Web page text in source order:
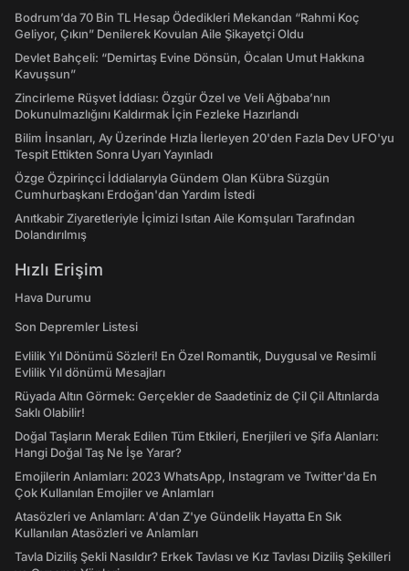
Bodrum’da 70 Bin TL Hesap Ödedikleri Mekandan “Rahmi Koç
Geliyor, Çıkın” Denilerek Kovulan Aile Şikayetçi Oldu
Devlet Bahçeli: “Demirtaş Evine Dönsün, Öcalan Umut Hakkına
Kavuşsun”
Zincirleme Rüşvet İddiası: Özgür Özel ve Veli Ağbaba’nın
Dokunulmazlığını Kaldırmak İçin Fezleke Hazırlandı
Bilim İnsanları, Ay Üzerinde Hızla İlerleyen 20'den Fazla Dev UFO'yu
Tespit Ettikten Sonra Uyarı Yayınladı
Özge Özpirinçci İddialarıyla Gündem Olan Kübra Süzgün
Cumhurbaşkanı Erdoğan'dan Yardım İstedi
Anıtkabir Ziyaretleriyle İçimizi Isıtan Aile Komşuları Tarafından
Dolandırılmış
Hızlı Erişim
Hava Durumu
Son Depremler Listesi
Evlilik Yıl Dönümü Sözleri! En Özel Romantik, Duygusal ve Resimli
Evlilik Yıl dönümü Mesajları
Rüyada Altın Görmek: Gerçekler de Saadetiniz de Çil Çil Altınlarda
Saklı Olabilir!
Doğal Taşların Merak Edilen Tüm Etkileri, Enerjileri ve Şifa Alanları:
Hangi Doğal Taş Ne İşe Yarar?
Emojilerin Anlamları: 2023 WhatsApp, Instagram ve Twitter'da En
Çok Kullanılan Emojiler ve Anlamları
Atasözleri ve Anlamları: A'dan Z'ye Gündelik Hayatta En Sık
Kullanılan Atasözleri ve Anlamları
Tavla Diziliş Şekli Nasıldır? Erkek Tavlası ve Kız Tavlası Diziliş Şekilleri